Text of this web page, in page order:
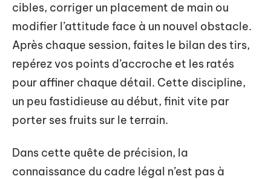
cibles, corriger un placement de main ou
modifier l’attitude face à un nouvel obstacle.
Après chaque session, faites le bilan des tirs,
repérez vos points d’accroche et les ratés
pour affiner chaque détail. Cette discipline,
un peu fastidieuse au début, finit vite par
porter ses fruits sur le terrain.
Dans cette quête de précision, la
connaissance du cadre légal n’est pas à